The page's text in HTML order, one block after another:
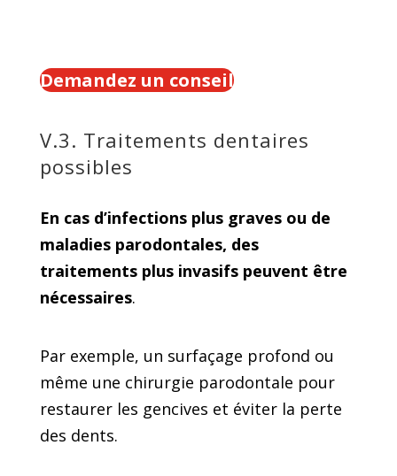
Demandez un conseil
V.3. Traitements dentaires
possibles
En cas d’infections plus graves ou de
maladies parodontales, des
traitements plus invasifs peuvent être
nécessaires.
Par exemple, un surfaçage profond ou
même une chirurgie parodontale pour
restaurer les gencives et éviter la perte
des dents.